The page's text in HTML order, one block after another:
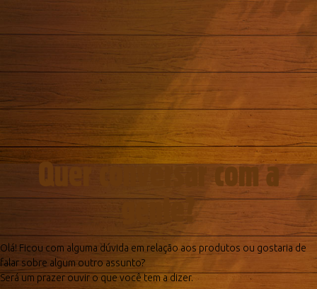
Quer conversar com a
gente?
Olá! Ficou com alguma dúvida em relação aos produtos ou gostaria de
falar sobre algum outro assunto?
Será um prazer ouvir o que você tem a dizer.